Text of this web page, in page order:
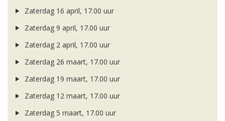
Zaterdag 16 april, 17.00 uur
Zaterdag 9 april, 17.00 uur
Zaterdag 2 april, 17.00 uur
Zaterdag 26 maart, 17.00 uur
Zaterdag 19 maart, 17.00 uur
Zaterdag 12 maart, 17.00 uur
Zaterdag 5 maart, 17.00 uur